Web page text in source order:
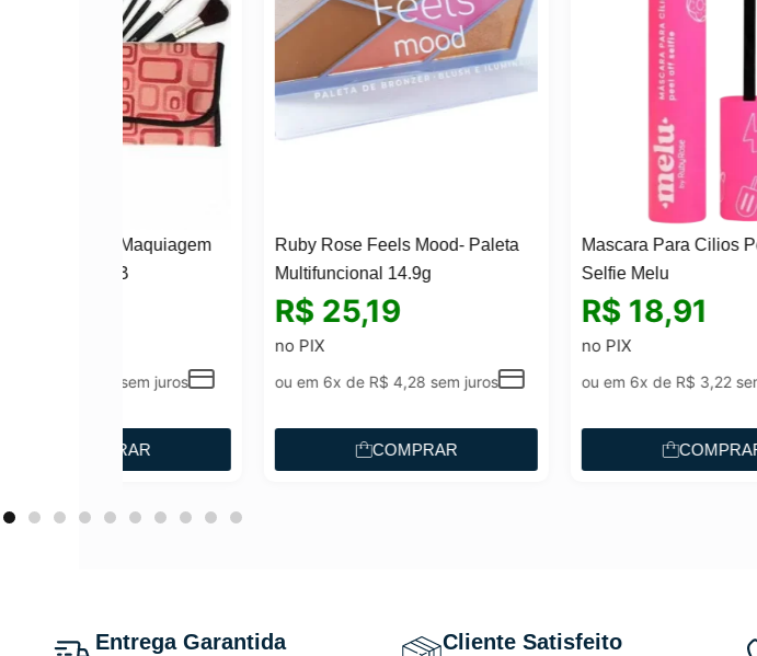
Ruby Rose Feels Mood- Paleta
Multifuncional 14.9g
ou em 6x de 4,28 sem juros
Mascara Para Cilios Peel Off
ou em 6x de 3,22 sem juros
Entrega Garantida Cliente Satisfeito